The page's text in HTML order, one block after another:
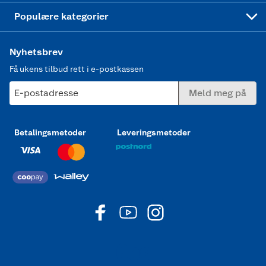
Populære kategorier
Nyhetsbrev
Få ukens tilbud rett i e-postkassen
E-postadresse Meld meg på
Betalingsmetoder Leveringsmetoder